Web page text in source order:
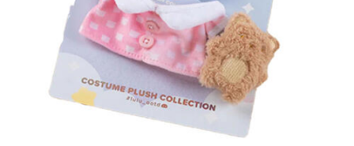
娃娃, 芭比,收藏公仔
電子玩具
遊戲及拼圖系列
playpop
LEGO樂高
Barbie芭比